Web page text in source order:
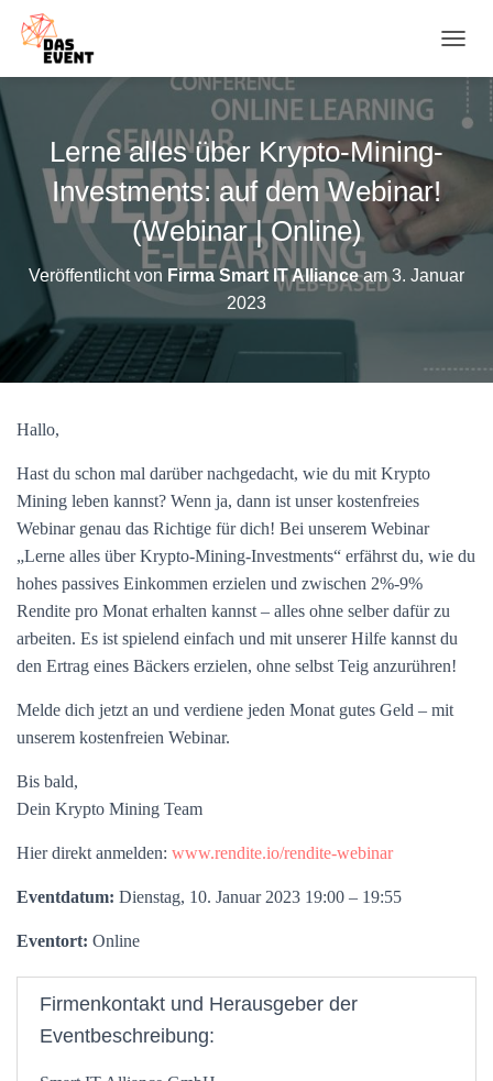
A
N
M
A
Lerne alles über Krypto-Mining-
Investments: auf dem Webinar!
(Webinar | Online)
Veröffentlicht von Firma Smart IT Allianceam3. Januar
2023
Hallo,
Hast du schon mal darüber nachgedacht, wie du mit Krypto
Mining leben kannst? Wenn ja, dann ist unser kostenfreies
Webinar genau das Richtige für dich! Bei unserem Webinar
„Lerne alles über Krypto-Mining-Investments“ erfährst du, wie du
hohes passives Einkommen erzielen und zwischen 2%-9%
Rendite pro Monat erhalten kannst – alles ohne selber dafür zu
arbeiten. Es ist spielend einfach und mit unserer Hilfe kannst du
den Ertrag eines Bäckers erzielen, ohne selbst Teig anzurühren!
Melde dich jetzt an und verdiene jeden Monat gutes Geld – mit
unserem kostenfreien Webinar.
Bis bald,
Dein Krypto Mining Team
Hier direkt anmelden: www.rendite.io/rendite-webinar
Eventdatum: Dienstag, 10. Januar 2023 19:00 – 19:55
Eventort: Online
Firmenkontakt und Herausgeber der
Eventbeschreibung: